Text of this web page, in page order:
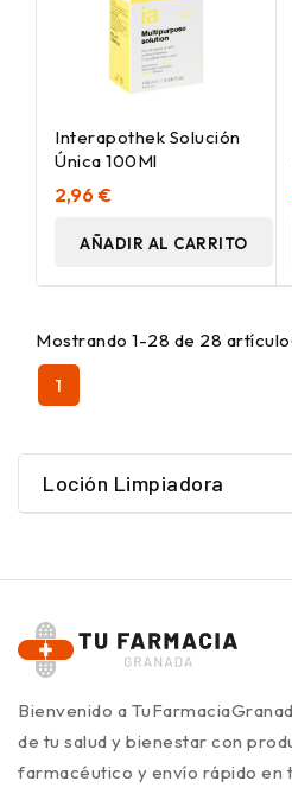
Interapothek Solución
Única 100Ml
2,96 €
AÑADIR AL CARRITO
Mostrando 1-28 de 28
1
Loción Limpiadora
Bienvenido a
de tu salud y bienestar con
farmacéutico y envío rápido en